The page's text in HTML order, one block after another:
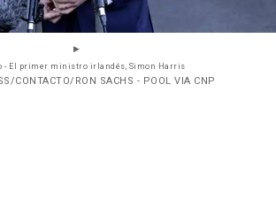
- El primer ministro irlandés, Simon Harris
CONTACTO/RON SACHS - POOL VIA CNP